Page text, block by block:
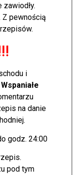
zawiodły.
Z pewnością
i
na danie
godz. 24:00
pod tym